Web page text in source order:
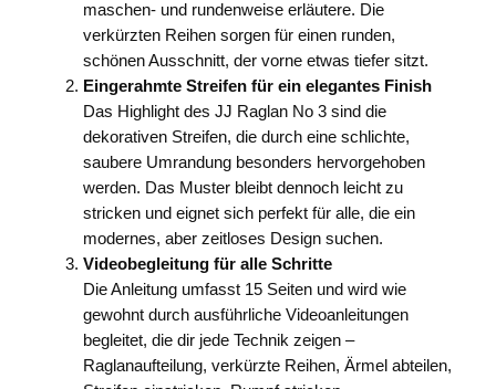
maschen- und rundenweise erläutere. Die
verkürzten Reihen sorgen für einen runden,
schönen Ausschnitt, der vorne etwas tiefer sitzt.
Eingerahmte Streifen für ein elegantes Finish
Das Highlight des JJ Raglan No 3 sind die
dekorativen Streifen, die durch eine schlichte,
saubere Umrandung besonders hervorgehoben
werden. Das Muster bleibt dennoch leicht zu
stricken und eignet sich perfekt für alle, die ein
modernes, aber zeitloses Design suchen.
Videobegleitung für alle Schritte
Die Anleitung umfasst 15 Seiten und wird wie
gewohnt durch ausführliche Videoanleitungen
begleitet, die dir jede Technik zeigen –
Raglanaufteilung, verkürzte Reihen, Ärmel abteilen,